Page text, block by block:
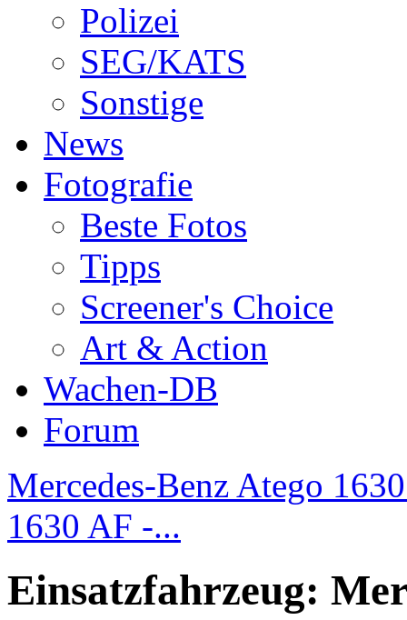
Polizei
SEG/KATS
Sonstige
News
Fotografie
Beste Fotos
Tipps
Screener's Choice
Art & Action
Wachen-DB
Forum
Mercedes-Benz Atego
1630 AF -...
Einsatzfahrzeug: